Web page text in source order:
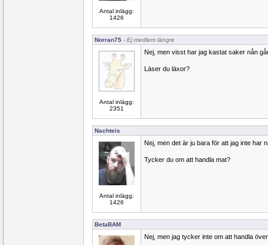
Antal inlägg:
1426
Norran75 - Ej medlem längre
Antal inlägg:
2351
Nej, men visst har jag kastat saker nån
Läser du läxor?
Nachteis
Antal inlägg:
1426
Nej, men det är ju bara för att jag inte har
Tycker du om att handla mat?
BetaBAM
Nej, men jag tycker inte om att handla